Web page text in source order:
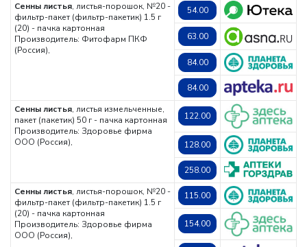
Сенны листья, листья-порошок, №20 -
фильтр-пакет (фильтр-пакетик) 1.5 г
(20) - пачка картонная
Производитель: Фитофарм ПКФ
(Россия),
54.00
63.00
84.00
84.00
Сенны листья, листья измельченные,
пакет (пакетик) 50 г - пачка картонная
Производитель: Здоровье фирма
ООО (Россия),
122.00
128.00
258.00
Сенны листья, листья-порошок, №20 -
фильтр-пакет (фильтр-пакетик) 1.5 г
(20) - пачка картонная
Производитель: Здоровье фирма
ООО (Россия),
115.00
154.00